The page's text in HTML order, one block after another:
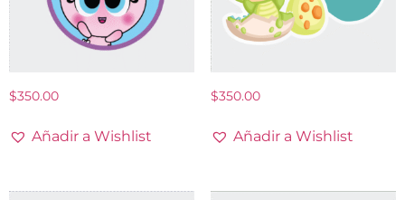
$350.00
Añadir a Wishlist
$350.00
Añadir a Wishlist